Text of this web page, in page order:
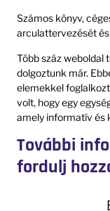
Számos könyv,
arculattervezését
Több száz weboldal
dolgoztunk már.
elemekkel
volt, hogy egy
amely informatív és
További
fordulj